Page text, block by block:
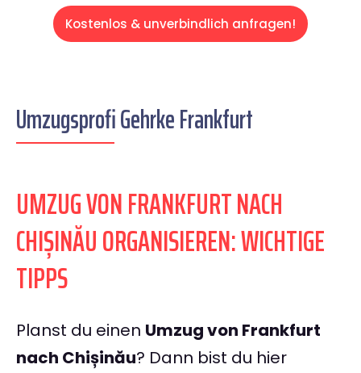
Kostenlos & unverbindlich anfragen!
Umzugsprofi Gehrke Frankfurt
UMZUG VON FRANKFURT NACH
CHIȘINĂU ORGANISIEREN: WICHTIGE
TIPPS
Planst du einen Umzug von Frankfurt
nach Chișinău? Dann bist du hier